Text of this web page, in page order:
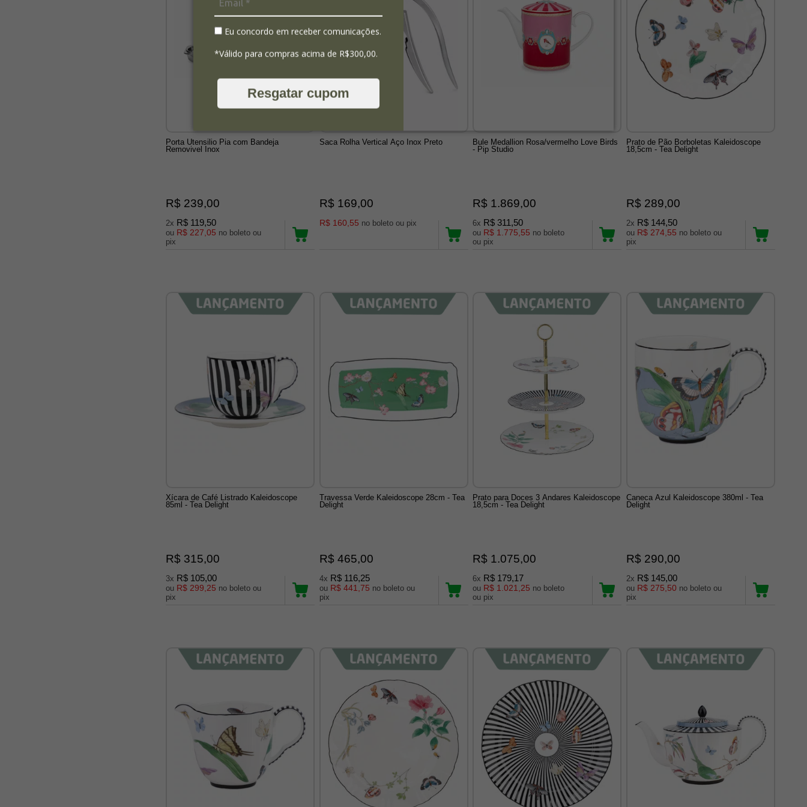
Eu concordo em receber comunicações.
*Válido para compras acima de R$300,00.
Resgatar cupom
Porta Utensilio Pia com Bandeja
Removivel Inox
R$ 239,00
2x R$ 119,50
ou R$ 227,05 no boleto ou
pix
Saca Rolha Vertical Aço Inox Preto
R$ 169,00
R$ 160,55 no boleto ou pix
Bule Medallion Rosa/vermelho Love Birds
- Pip Studio
R$ 1.869,00
6x R$ 311,50
ou R$ 1.775,55 no boleto
ou pix
Prato de Pão Borboletas Kaleidoscope
18,5cm - Tea Delight
R$ 289,00
2x R$ 144,50
ou R$ 274,55 no boleto ou
pix
Xícara de Café Listrado Kaleidoscope
85ml - Tea Delight
R$ 315,00
3x R$ 105,00
ou R$ 299,25 no boleto ou
pix
Travessa Verde Kaleidoscope 28cm - Tea
Delight
R$ 465,00
4x R$ 116,25
ou R$ 441,75 no boleto ou
pix
Prato para Doces 3 Andares Kaleidoscope
18,5cm - Tea Delight
R$ 1.075,00
6x R$ 179,17
ou R$ 1.021,25 no boleto
ou pix
Caneca Azul Kaleidoscope 380ml - Tea
Delight
R$ 290,00
2x R$ 145,00
ou R$ 275,50 no boleto ou
pix